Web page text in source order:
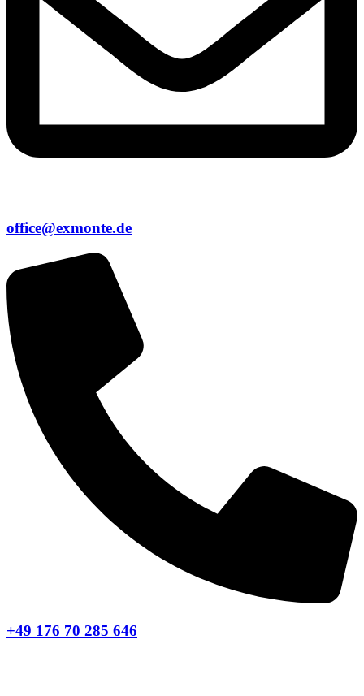
office@exmonte.de
+49 176 70 285 646